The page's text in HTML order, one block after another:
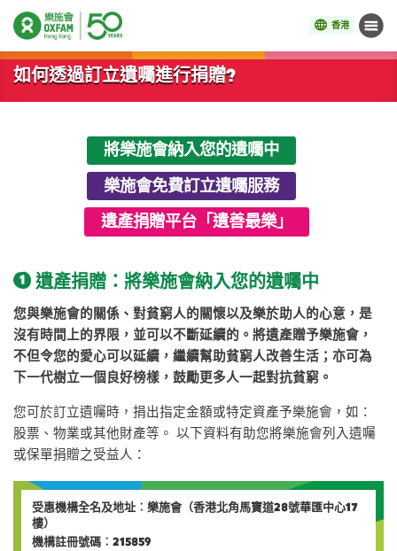
香港 目錄
開始主要內容
如何透過訂立遺囑進行捐贈?
將樂施會納入您的遺囑中
樂施會免費訂立遺囑服務​
遺產捐贈平台「遺善最樂」​​
遺產捐贈：將樂施會納入您的遺囑中
您與樂施會的關係、對貧窮人的關懷以及樂於助人的心意，是
沒有時間上的界限，並可以不斷延續的。 將遺產贈予樂施會，
不但令您的愛心可以延續，繼續幫助貧窮人改善生活；亦可為
下一代樹立一個良好榜樣，鼓勵更多人一起對抗貧窮。
您可於訂立遺囑時，捐出指定金額或特定資產予樂施會，如：
股票、物業或其他財產等。 以下資料有助您將樂施會列入遺囑
或保單捐贈之受益人：
受惠機構全名及地址︰樂施會（香港北角馬寶道28號華匯中心17
樓） ​
機構註冊號碼︰215859